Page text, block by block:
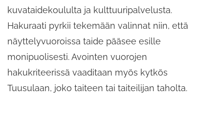
kuvataidekoululta ja kulttuuripalvelusta.
Hakuraati pyrkii tekemään valinnat niin, että
näyttelyvuoroissa taide pääsee esille
monipuolisesti. Avointen vuorojen
hakukriteerissä vaaditaan myös kytkös
Tuusulaan, joko taiteen tai taiteilijan taholta.